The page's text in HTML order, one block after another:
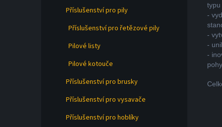
Příslušenství pro pily
Příslušenství pro řetězové pily
Pilové listy
Pilové kotouče
Příslušenství pro brusky
Příslušenství pro vysavače
Příslušenství pro hoblíky
typu
-
-
-
-